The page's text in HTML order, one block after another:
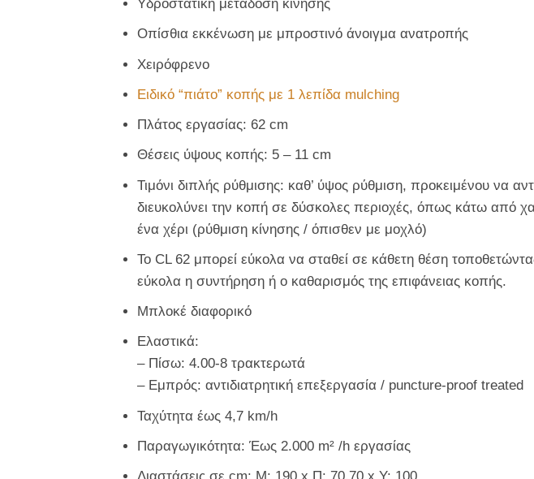
Υδροστατική μετάδοση κίνησης
Οπίσθια εκκένωση με μπροστινό άνοιγμα ανατροπής
Χειρόφρενο
Ειδικό “πιάτο” κοπής με 1 λεπίδα mulching
Πλάτος εργασίας: 62 cm
Θέσεις ύψους κοπής: 5 – 11 cm
Τιμόνι διπλής ρύθμισης: καθ’ ύψος ρύθμιση, προκειμένου να
διευκολύνει την κοπή σε δύσκολες περιοχές, όπως κάτω από
ένα χέρι (ρύθμιση κίνησης / όπισθεν με μοχλό)
Το CL 62 μπορεί εύκολα να σταθεί σε κάθετη θέση
εύκολα η συντήρηση ή ο καθαρισμός της επιφάνειας κοπής.
Μπλοκέ διαφορικό
Ελαστικά:
– Πίσω: 4.00-8 τρακτερωτά
– Εμπρός: αντιδιατρητική επεξεργασία / puncture-proof treated
Ταχύτητα έως 4,7 km/h
Παραγωγικότητα: Έως 2.000 m² /h εργασίας